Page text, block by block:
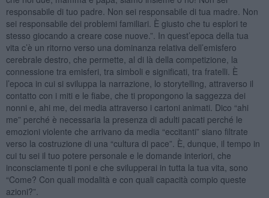
responsabile di tuo padre. Non sei responsabile di tua madre. Non
sei responsabile dei problemi familiari. È giusto che tu esplori te
stesso giocando a creare cose nuove.”. In quest’epoca della tua
vita c’è un ritorno verso una dominanza relativa dell’emisfero
cerebrale destro, che permette, al di là della competizione, la
connessione tra emisferi, tra simboli e significati, tra fratelli. È
l’epoca in cui si sviluppa la narrazione, lo storytelling, attraverso il
contatto con i miti e le fiabe, che ti propongono la saggezza dei
nonni e, ahi me, dei media attraverso i cartoni animati. Dico “ahi
me” perché è necessaria la presenza di adulti pacati perché le
emozioni violente che arrivano da media “eccitanti” siano filtrate
verso la costruzione di una “cultura di pace”. È, dunque, il tempo in
cui tu sei il tuo potere personale e le domande interiori, che
inconsciamente ti poni e che svilupperai in tutta la tua vita, sono
“Come? Con quali modalità e con quali capacità compio queste
azioni?”.